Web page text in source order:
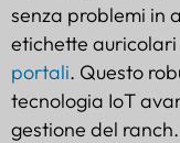
senza problemi in
etichette
portali. Questo
tecnologia IoT
gestione del ranch.